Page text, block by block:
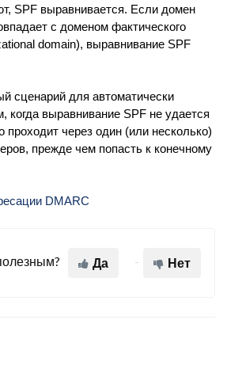
SPF выравнивается. Если домен
с доменом фактического
domain), выравнивание SPF
сценарий для автоматически
когда выравнивание SPF не удается
проходит через один (или несколько)
прежде чем попасть к конечному
DMARC
Да Нет